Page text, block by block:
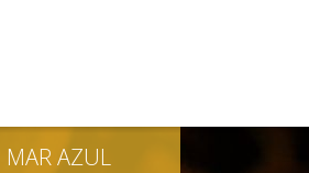
MARAZUL